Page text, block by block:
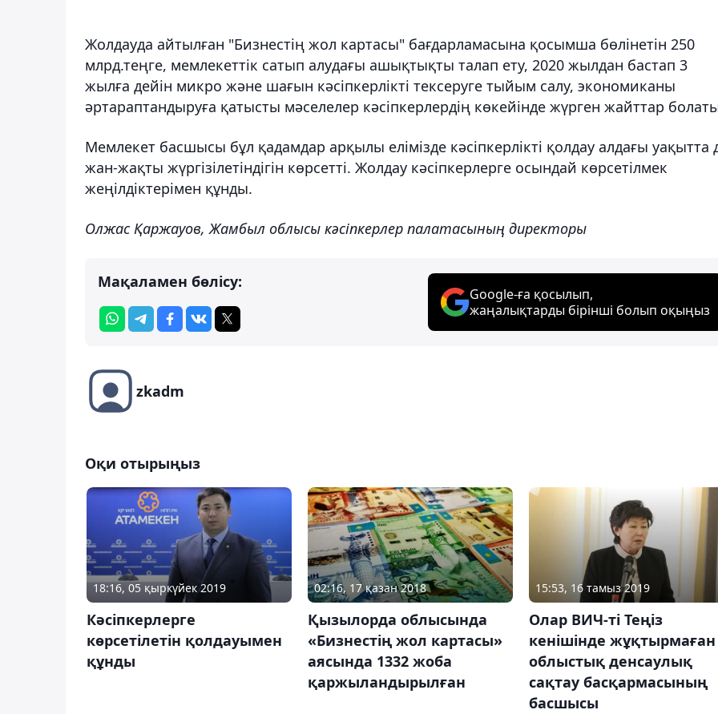
Жолдауда айтылған "Бизнестің жол картасы" бағдарламасына қосымша бөлінетін 250
млрд.теңге, мемлекеттік сатып алудағы ашықтықты талап ету, 2020 жылдан бастап 3
жылға дейін микро және шағын кәсіпкерлікті тексеруге тыйым салу, экономиканы
әртараптандыруға қатысты мәселелер кәсіпкерлердің көкейінде жүрген жайттар
Мемлекет басшысы бұл қадамдар арқылы елімізде кәсіпкерлікті қолдау алдағы уақытта
жан-жақты жүргізілетіндігін көрсетті. Жолдау кәсіпкерлерге осындай көрсетілмек
жеңілдіктерімен құнды.
Олжас Қаржауов, Жамбыл облысы кәсіпкерлер палатасының директоры
Мақаламен бөлісу:
Google-ға қосылып,
жаңалықтарды бірінші болып оқыңыз
zkadm
Оқи отырыңыз
18:16, 05 қыркүйек 2019
Кәсіпкерлерге
көрсетілетін қолдауымен
құнды
02:16, 17 қазан 2018
Қызылорда облысында
«Бизнестің жол картасы»
аясында 1332 жоба
қаржыландырылған
15:53, 16 тамыз 2019
Олар ВИЧ-ті Теңіз
кенішінде жұқтырмаған
облыстық денсаулық
сақтау басқармасының
басшысы